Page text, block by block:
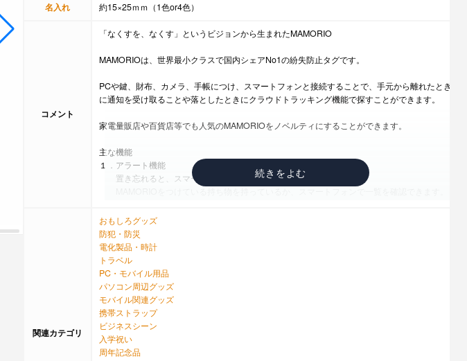
名入れ 約15×25ｍｍ（1色or4色）
コメント
「なくすを、なくす」というビジョンから生まれたMAMORIO
MAMORIOは、世界最小クラスで国内シェアNo1の紛失防止タグです。
PCや鍵、財布、カメラ、手帳につけ、スマートフォンと接続することで、手元から離れたとき
に通知を受け取ることや落としたときにクラウドトラッキング機能で探すことができます。
家電量販店や百貨店等でも人気のMAMORIOをノベルティにすることができます。
主な機能
１．アラート機能
置き忘れると、スマートフォンにメッセージが入ります
落としてしまった持ち物を他のMAMORIOユーザーが検知すると、スマートフォンにメッ
セージが入ります。
（東京23区にてMAMORIOクラウドトラッキング機能で1ヵ月以内にユーザーがすれ違う
確率は91.0％）
３．MAMORIO Spot機能
落とし物が届けられた際に自動で持ち主に拾得報告を送信。
（MAMORIO SPOT設置路線数700路線）
４．カメラで探す機能
AR技術によってピンポイントで見つけられる機能
発見率は従来の2倍以上にアップ。
関連カテゴリ
おもしろグッズ
防犯・防災
電化製品・時計
トラベル
PC・モバイル用品
パソコン周辺グッズ
モバイル関連グッズ
携帯ストラップ
ビジネスシーン
入学祝い
周年記念品